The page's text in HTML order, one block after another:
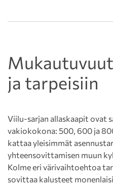
ja tarpeisiin
Viilu-sarjan allaskaapit ovat
vakiokokona: 500, 600 ja
kattaa yleisimmät
yhteensovittamisen muun
Kolme eri värivaihtoehtoa
sovittaa kalusteet